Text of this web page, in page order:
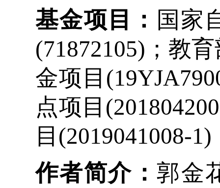
基金项目： 国家
(71872105)；教
金项目
点项目
目(2019041008-1)
作者简介：郭金